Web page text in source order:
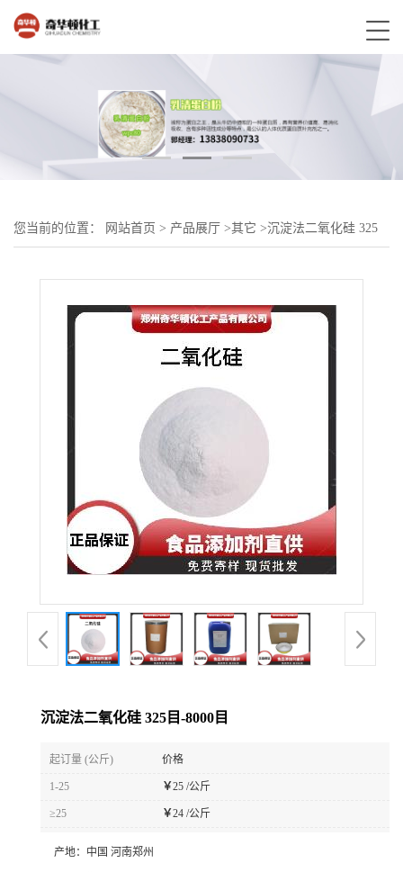
您当前的位置： 网站首页 > 产品展厅 >其它 >沉淀法二氧化硅 325
沉淀法二氧化硅 325目-8000目
起订量 (公斤) 价格
1-25 ￥25 /公斤
≥25 ￥24 /公斤
产地： 中国 河南郑州